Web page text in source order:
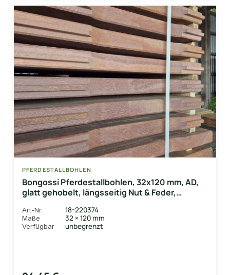
PFERDESTALLBOHLEN
Bongossi Pferdestallbohlen, 32x120 mm, AD,
glatt gehobelt, längsseitig Nut & Feder,
Art-Nr. 18-220374
Maße 32 × 120 mm
Verfügbar unbegrenzt